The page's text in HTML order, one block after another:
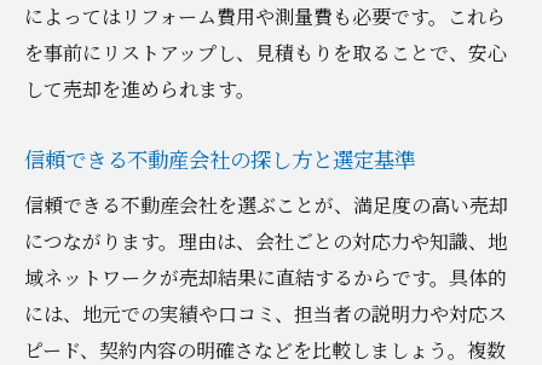
によってはリフォーム費用や測量費も必要です。これら
を事前にリストアップし、見積もりを取ることで、安心
して売却を進められます。
信頼できる不動産会社の探し方と選定基準
信頼できる不動産会社を選ぶことが、満足度の高い売却
につながります。理由は、会社ごとの対応力や知識、地
域ネットワークが売却結果に直結するからです。具体的
には、地元での実績や口コミ、担当者の説明力や対応ス
ピード、契約内容の明確さなどを比較しましょう。複数